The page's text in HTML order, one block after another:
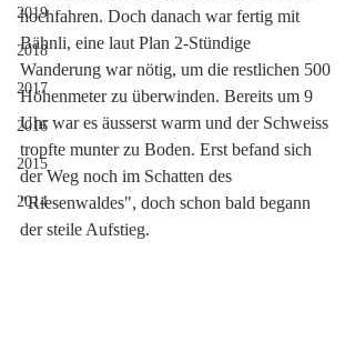
2019
2018
2017
2016
2015
2014
hochfahren. Doch danach war fertig mit
Bähnli, eine laut Plan 2-Stündige
Wanderung war nötig, um die restlichen 500
Höhenmeter zu überwinden. Bereits um 9
Uhr war es äusserst warm und der Schweiss
tropfte munter zu Boden. Erst befand sich
der Weg noch im Schatten des
"Riesenwaldes", doch schon bald begann
der steile Aufstieg.